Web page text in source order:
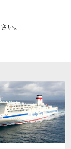
い。